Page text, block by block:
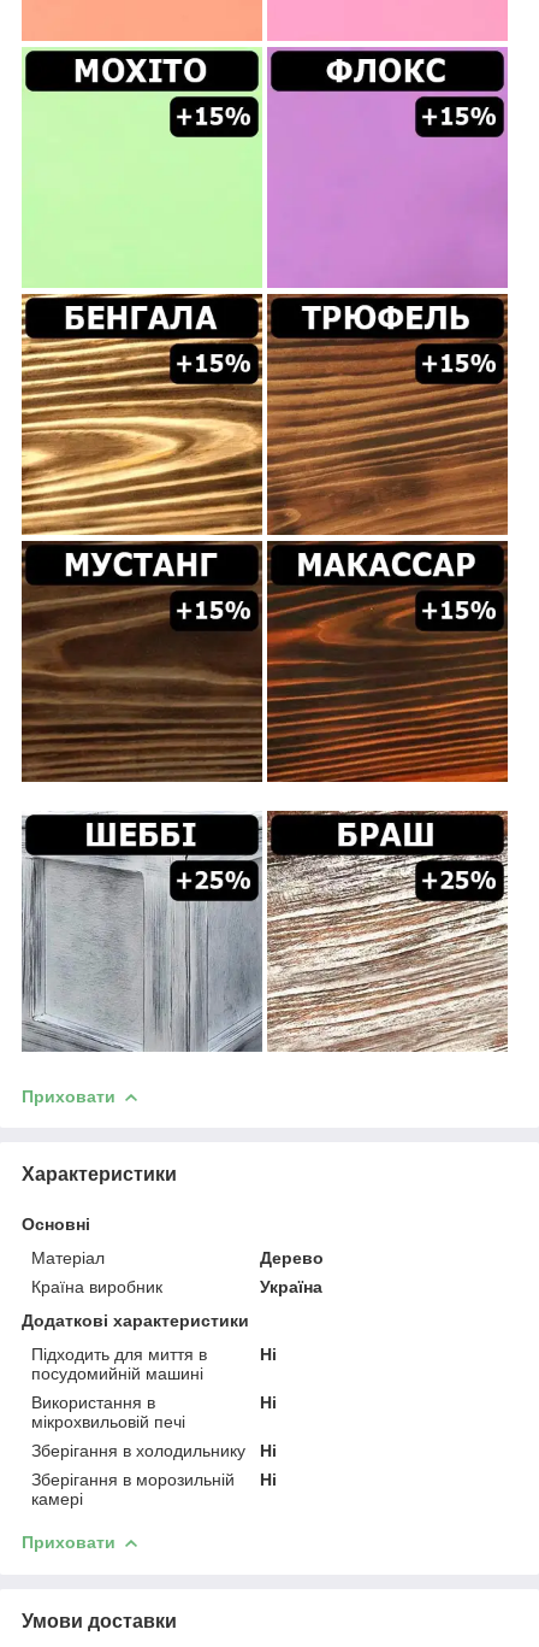
Приховати
Характеристики
Основні
Матеріал
Дерево
Країна виробник
Україна
Додаткові характеристики
Підходить для миття в
посудомийній машині
Ні
Використання в
мікрохвильовій печі
Ні
Зберігання в холодильнику
Ні
Зберігання в морозильній
камері
Ні
Приховати
Умови доставки